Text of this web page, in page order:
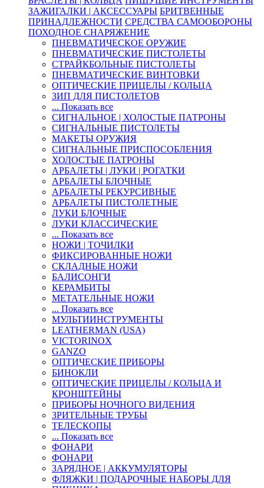
ЗАЖИГАЛКИ | АКСЕССУАРЫ БРИТВЕННЫЕ
ПРИНАДЛЕЖНОСТИ СРЕДСТВА САМООБОРОНЫ
ПОХОДНОЕ СНАРЯЖЕНИЕ
ПНЕВМАТИЧЕСКОЕ ОРУЖИЕ
ПНЕВМАТИЧЕСКИЕ ПИСТОЛЕТЫ
СТРАЙКБОЛЬНЫЕ ПИСТОЛЕТЫ
ПНЕВМАТИЧЕСКИЕ ВИНТОВКИ
ОПТИЧЕСКИЕ ПРИЦЕЛЫ / КОЛЬЦА
ЗИП ДЛЯ ПИСТОЛЕТОВ
... Показать все
СИГНАЛЬНОЕ | ХОЛОСТЫЕ ПАТРОНЫ
СИГНАЛЬНЫЕ ПИСТОЛЕТЫ
МАКЕТЫ ОРУЖИЯ
СИГНАЛЬНЫЕ ПРИСПОСОБЛЕНИЯ
ХОЛОСТЫЕ ПАТРОНЫ
АРБАЛЕТЫ | ЛУКИ | РОГАТКИ
АРБАЛЕТЫ БЛОЧНЫЕ
АРБАЛЕТЫ РЕКУРСИВНЫЕ
АРБАЛЕТЫ ПИСТОЛЕТНЫЕ
ЛУКИ БЛОЧНЫЕ
ЛУКИ КЛАССИЧЕСКИЕ
... Показать все
НОЖИ | ТОЧИЛКИ
ФИКСИРОВАННЫЕ НОЖИ
СКЛАДНЫЕ НОЖИ
БАЛИСОНГИ
КЕРАМБИТЫ
МЕТАТЕЛЬНЫЕ НОЖИ
... Показать все
МУЛЬТИИНСТРУМЕНТЫ
LEATHERMAN (USA)
VICTORINOX
GANZO
ОПТИЧЕСКИЕ ПРИБОРЫ
БИНОКЛИ
ОПТИЧЕСКИЕ ПРИЦЕЛЫ / КОЛЬЦА И
КРОНШТЕЙНЫ
ПРИБОРЫ НОЧНОГО ВИДЕНИЯ
ЗРИТЕЛЬНЫЕ ТРУБЫ
ТЕЛЕСКОПЫ
... Показать все
ФОНАРИ
ФОНАРИ
ЗАРЯДНОЕ | АККУМУЛЯТОРЫ
ФЛЯЖКИ | ПОДАРОЧНЫЕ НАБОРЫ ДЛЯ